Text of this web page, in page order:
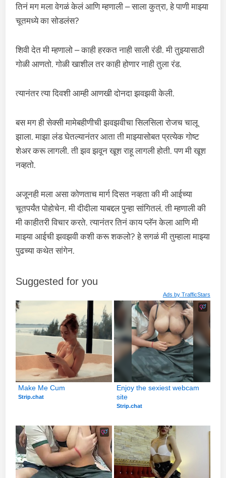
तिनं मग मला वेगळं केलं आणि म्हणाली – साला कुत्रा, हे पाणी माझ्या
चूतमध्ये का सोडलंस?
शिवी देत मी म्हणालो – काही हरकत नाही साली रंडी. मी तुझ्यासाठी
गोळी आणतो. गोळी खाशील तर काही होणार नाही तुला रंड.
त्यानंतर त्या दिवशी आम्ही आणखी दोनदा झवझवी केली.
बस मग ही सेक्सी मामेबहीणीची झवझवीचा सिलसिला रोजच चालू
झाला. माझा लंड घेतल्यानंतर आता ती माझ्यासोबत प्रत्येक गोष्ट
शेअर करू लागली. ती झव झवून खूश राहू लागली होती. पण मी खूश
नव्हतो.
अजूनही मला असा कोणताच मार्ग दिसत नव्हता की मी आईच्या
चूतपर्यंत पोहोचेन. मी दीदीला याबद्दल पुन्हा सांगितलं. ती म्हणाली की
मी काहीतरी विचार करते. त्यानंतर तिनं काय प्लॅन केला आणि मी
माझ्या आईची झवझवी कशी करू शकलो? हे सगळं मी तुम्हाला माझ्या
पुढच्या कथेत सांगेन.
Suggested for you
Ads by TrafficStars
Make Me Cum
Strip.chat
Enjoy the sexiest webcam
site
Strip.chat